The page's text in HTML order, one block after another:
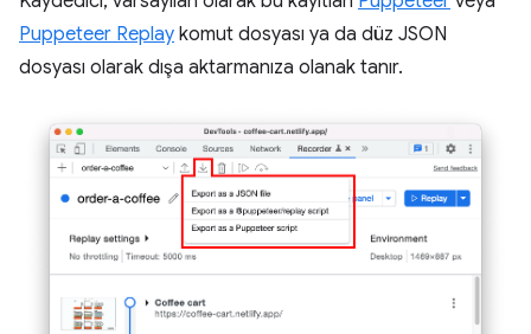
Puppeteer Replay komut dosyası ya da düz JSON
dosyası olarak dışa aktarmanıza olanak tanır.